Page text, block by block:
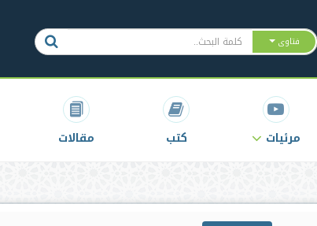
فتاوى
مرئيات كتب مقالات